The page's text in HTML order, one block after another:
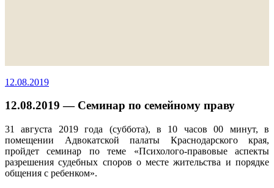
12.08.2019
12.08.2019 — Семинар по семейному праву
31 августа 2019 года (суббота), в 10 часов 00 минут, в
помещении Адвокатской палаты Краснодарского края,
пройдет семинар по теме «Психолого-правовые аспекты
разрешения судебных споров о месте жительства и порядке
общения с ребенком».